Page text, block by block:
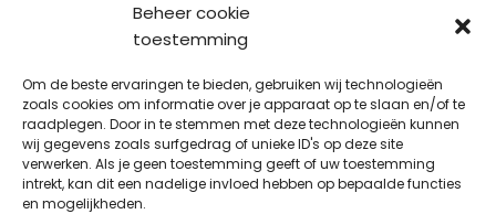
Beheer cookie
toestemming
Om de beste ervaringen te bieden, gebruiken wij technologieën
zoals cookies om informatie over je apparaat op te slaan en/of te
raadplegen. Door in te stemmen met deze technologieën kunnen
wij gegevens zoals surfgedrag of unieke ID's op deze site
verwerken. Als je geen toestemming geeft of uw toestemming
intrekt, kan dit een nadelige invloed hebben op bepaalde functies
en mogelijkheden.
Uitverkoop
JNF Deurklink gebogen 16mm